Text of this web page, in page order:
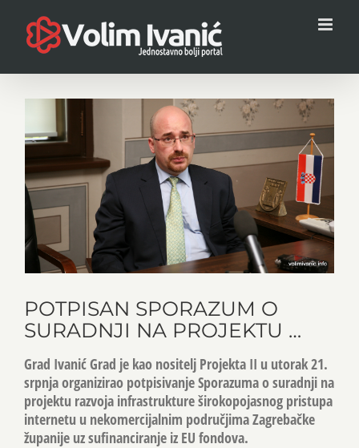
content
Image
POTPISAN SPORAZUM O
SURADNJI NA PROJEKTU …
Grad Ivanić Grad je kao nositelj Projekta II u utorak 21.
srpnja organizirao potpisivanje Sporazuma o suradnji na
projektu razvoja infrastrukture širokopojasnog pristupa
internetu u nekomercijalnim područjima Zagrebačke
županije uz sufinanciranje iz EU fondova.